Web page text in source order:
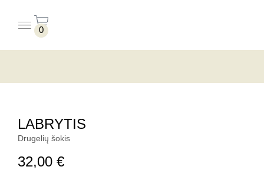
0
LABRYTIS
Drugelių šokis
32,00 €